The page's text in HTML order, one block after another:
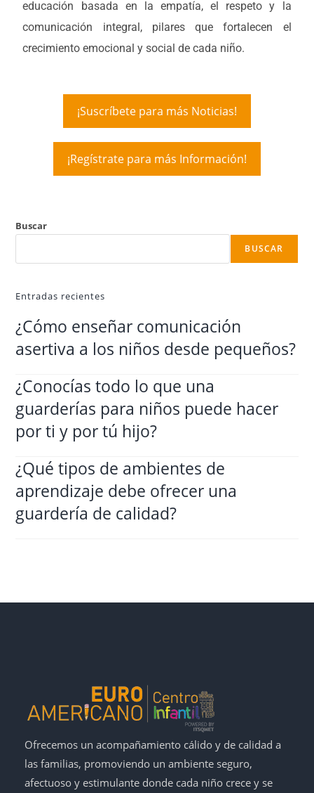
educación basada en la empatía, el respeto y la
comunicación integral, pilares que fortalecen el
crecimiento emocional y social de cada niño.
¡Suscríbete para más Noticias!
¡Regístrate para más Información!
Buscar
BUSCAR
Entradas recientes
¿Cómo enseñar comunicación
asertiva a los niños desde pequeños?
¿Conocías todo lo que una
guarderías para niños puede hacer
por ti y por tú hijo?
¿Qué tipos de ambientes de
aprendizaje debe ofrecer una
guardería de calidad?
Ofrecemos un acompañamiento cálido y de calidad a
las familias, promoviendo un ambiente seguro,
afectuoso y estimulante donde cada niño crece y se